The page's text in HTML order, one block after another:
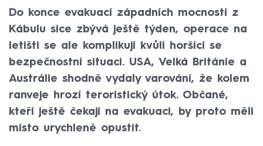
Do konce evakuací západních mocností z
Kábulu sice zbývá ještě týden, operace na
letišti se ale komplikují kvůli horšící se
bezpečnostní situaci. USA, Velká Británie a
Austrálie shodně vydaly varování, že kolem
ranveje hrozí teroristický útok. Občané,
kteří ještě čekají na evakuaci, by proto měli
místo urychleně opustit.